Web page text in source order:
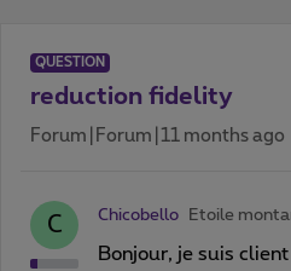
QUESTION
reduction fidelity
Forum|Forum|11 months ago
C Chicobello Etoile
Bonjour, je suis